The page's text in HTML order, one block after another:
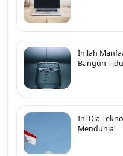
Inilah
Bangun
Ini Dia
Mendunia